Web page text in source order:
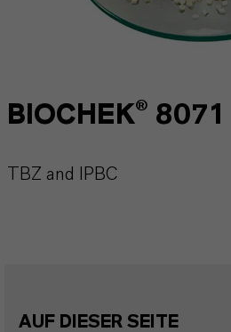
BIOCHEK®
TBZ and IPBC
AUF DIESER SEITE